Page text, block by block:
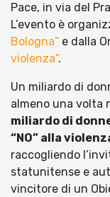
Pace, in via del
L’evento è
Bologna” e dalla
violenza”.
Un miliardo di
almeno una volta
miliardo di
“NO” alla
raccogliendo
statunitense e
vincitore di un